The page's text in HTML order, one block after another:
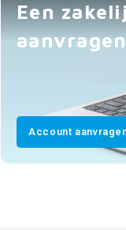
Een
aanvragen
Account